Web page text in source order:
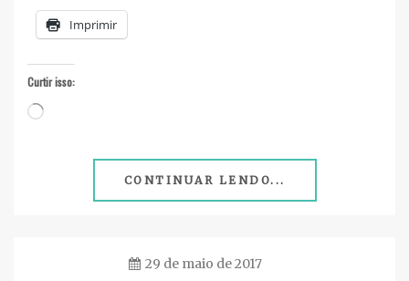
Imprimir
Curtir isso:
Carregando...
CONTINUAR LENDO...
29 de maio de 2017